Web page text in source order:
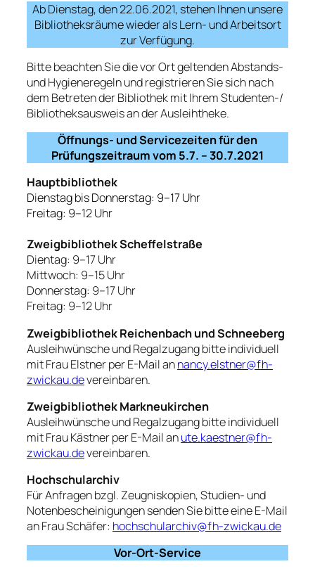
Ab Dienstag, den 22.06.2021, stehen Ihnen unsere
Bibliotheksräume wieder als Lern- und Arbeitsort
zur Verfügung.
Bitte beachten Sie die vor Ort geltenden Abstands-
und Hygieneregeln und registrieren Sie sich nach
dem Betreten der Bibliothek mit Ihrem Studenten-/
Bibliotheksausweis an der Ausleihtheke.
Öffnungs- und Servicezeiten für den
Prüfungszeitraum vom 5.7. – 30.7.2021
Hauptbibliothek
Dienstag bis Donnerstag: 9–17 Uhr
Freitag: 9–12 Uhr
Zweigbibliothek Scheffelstraße
Dientag: 9–17 Uhr
Mittwoch: 9–15 Uhr
Donnerstag: 9–17 Uhr
Freitag: 9–12 Uhr
Zweigbibliothek Reichenbach und Schneeberg
Ausleihwünsche und Regalzugang bitte individuell
mit Frau Elstner per E-Mail annancy.elstner@fh-
zwickau.devereinbaren.
Zweigbibliothek Markneukirchen
Ausleihwünsche und Regalzugang bitte individuell
mit Frau Kästner per E-Mail anute.kaestner@fh-
zwickau.devereinbaren.
Hochschularchiv
Für Anfragen bzgl. Zeugniskopien, Studien- und
Notenbescheinigungen senden Sie bitte eine E-Mail
an Frau Schäfer: hochschularchiv@fh-zwickau.de
Vor-Ort-Service